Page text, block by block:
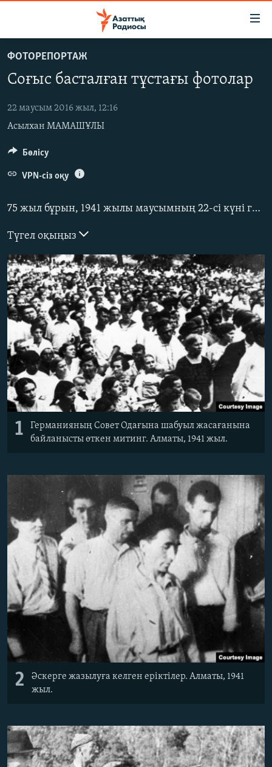
main
Skip
to
Navigation
Skip
САЯСАТ
AZATTYQTV
ҚАҢТАР ОҚИҒАСЫ
АДАМ ҚҰҚЫҚТАРЫ
ӘЛЕУМЕТ
АРНАЙЫ ЖОБАЛАР
ЖАЗЫЛЫҢЫЗ
Басқа тілдерде
ФОТОРЕПОРТАЖ
Соғыс басталған тұстағы фотолар
22 маусым 2016 жыл, 12:16
Асылхан МАМАШҰЛЫ
75 жыл бұрын, 1941 жылы маусымның 22-сі күні гитлерлік Германия армиясы СССР шекарасын бұзып кірді. Совет кезінде соғыстың басталуына тек Германия кінәлі ретінде сипатталды, 1939 жылы СССР мен Германия жасасқан Польшаны бөлісу туралы
Түгел оқыңыз
1
Германияның Совет Одағына шабуыл жасағанына
байланысты өткен митинг. Алматы, 1941 жыл.
2
Әскерге жазылуға келген еріктілер. Алматы, 1941
жыл.
Бөлісу
VPN-сіз оқу